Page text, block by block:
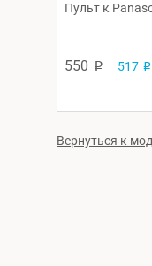
Пульт к
550 p 517 p
Вернуться к